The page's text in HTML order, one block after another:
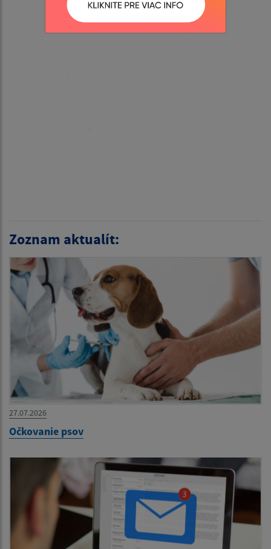
Zoznam aktualít:
27.07.2026
Očkovanie psov